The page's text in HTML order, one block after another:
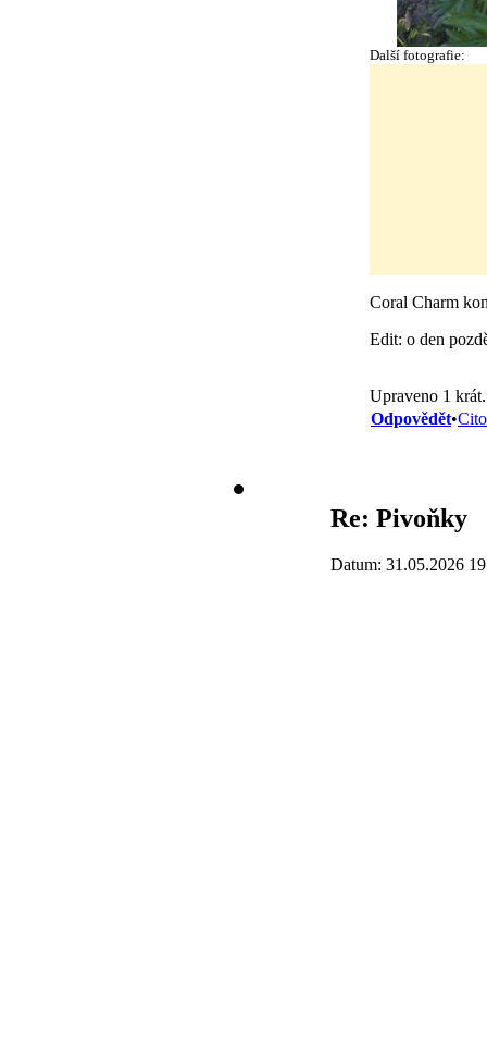
Další fotografie:
Coral Charm
Edit: o den
Upraveno 1
Odpovědět•
Re: Pivoňky
Datum: 31.05.2026